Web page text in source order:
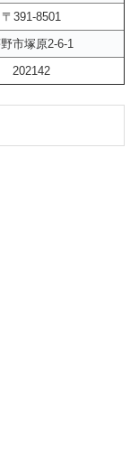
〒391-8501
市塚原2-6-1
202142